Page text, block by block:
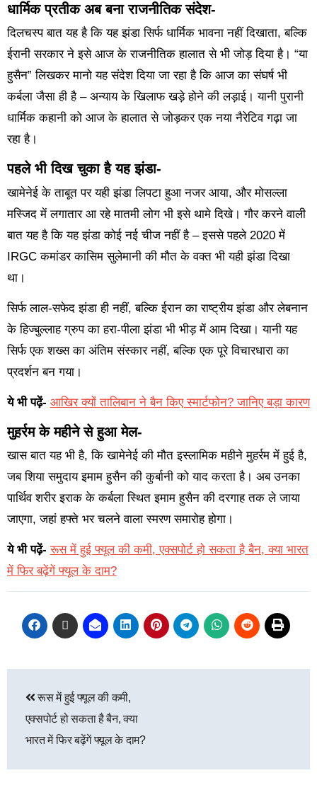
धार्मिक प्रतीक अब बना राजनीतिक संदेश-
दिलचस्प बात यह है कि यह झंडा सिर्फ धार्मिक भावना नहीं दिखाता, बल्कि
ईरानी सरकार ने इसे आज के राजनीतिक हालात से भी जोड़ दिया है। “या
हुसैन” लिखकर मानो यह संदेश दिया जा रहा है कि आज का संघर्ष भी
कर्बला जैसा ही है – अन्याय के खिलाफ खड़े होने की लड़ाई। यानी पुरानी
धार्मिक कहानी को आज के हालात से जोड़कर एक नया नैरेटिव गढ़ा जा
रहा है।
पहले भी दिख चुका है यह झंडा-
खामेनेई के ताबूत पर यही झंडा लिपटा हुआ नजर आया, और मोसल्ला
मस्जिद में लगातार आ रहे मातमी लोग भी इसे थामे दिखे। गौर करने वाली
बात यह है कि यह झंडा कोई नई चीज नहीं है – इससे पहले 2020 में
IRGC कमांडर कासिम सुलेमानी की मौत के वक्त भी यही झंडा दिखा
था।
सिर्फ लाल-सफेद झंडा ही नहीं, बल्कि ईरान का राष्ट्रीय झंडा और लेबनान
के हिज्बुल्लाह ग्रुप का हरा-पीला झंडा भी भीड़ में आम दिखा। यानी यह
सिर्फ एक शख्स का अंतिम संस्कार नहीं, बल्कि एक पूरे विचारधारा का
प्रदर्शन बन गया।
ये भी पढ़ें- आखिर क्यों तालिबान ने बैन किए स्मार्टफोन? जानिए बड़ा कारण
मुहर्रम के महीने से हुआ मेल-
खास बात यह भी है, कि खामेनेई की मौत इस्लामिक महीने मुहर्रम में हुई है,
जब शिया समुदाय इमाम हुसैन की कुर्बानी को याद करता है। अब उनका
पार्थिव शरीर इराक के कर्बला स्थित इमाम हुसैन की दरगाह तक ले जाया
जाएगा, जहां हफ्ते भर चलने वाला स्मरण समारोह होगा।
ये भी पढ़ें- रूस में हुई फ्यूल की कमी, एक्सपोर्ट हो सकता है बैन, क्या भारत
में फिर बढ़ेंगें फ्यूल के दाम?
रूस में हुई फ्यूल की कमी,
एक्सपोर्ट हो सकता है बैन, क्या
भारत में फिर बढ़ेंगें फ्यूल के दाम?